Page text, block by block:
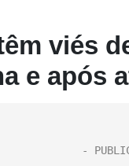
viés
e após